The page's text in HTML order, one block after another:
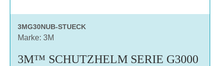
3MG30NUB-STUECK
Marke: 3M
3M™ SCHUTZHELM SERIE G3000